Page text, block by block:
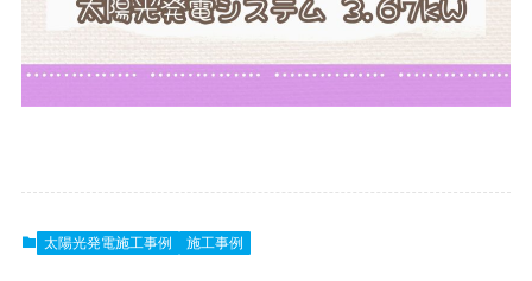
太陽光発電施工事例 施工事例